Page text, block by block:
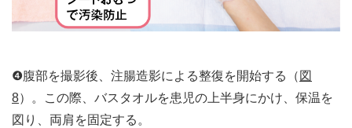
❹腹部を撮影後、注腸造影による整復を開始する（ 図
8）。この際、バスタオルを患児の上半身にかけ、保温を
図り、両肩を固定する。